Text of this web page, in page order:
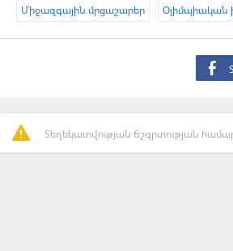
Միջազգային մրցաշարեր Օլիմպիական
Տեղեկատվության ճշգրտության